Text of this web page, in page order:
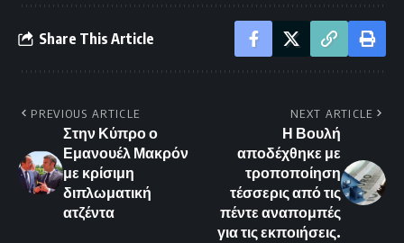
Share This Article
PREVIOUS ARTICLE
Στην Κύπρο ο
Εμανουέλ Μακρόν
με κρίσιμη
διπλωματική
ατζέντα
NEXT ARTICLE
Η Βουλή
αποδέχθηκε με
τροποποίηση
τέσσερις από τις
πέντε αναπομπές
για τις εκποιήσεις.